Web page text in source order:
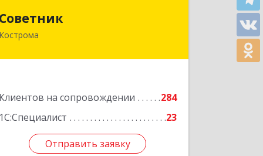
Советник
Кострома
Клиентов на сопровождении
284
1С:Специалист
23
Отправить заявку
156000, Костромская обл, Кострома г,
Отправить заявку